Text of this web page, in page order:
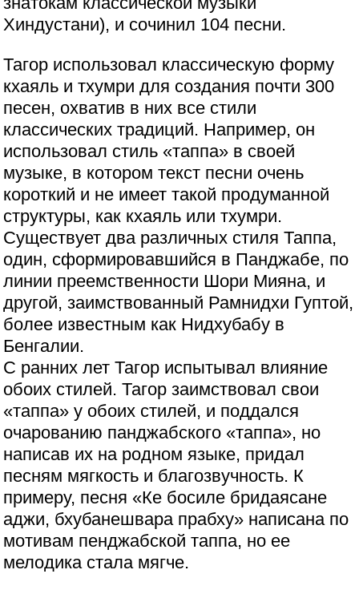
Хиндустани), и сочинил 104 песни.
Тагор использовал классическую форму
кхаяль и тхумри для создания почти 300
песен, охватив в них все стили
классических традиций. Например, он
использовал стиль «таппа» в своей
музыке, в котором текст песни очень
короткий и не имеет такой продуманной
структуры, как кхаяль или тхумри.
Существует два различных стиля Таппа,
один, сформировавшийся в Панджабе, по
линии преемственности Шори Мияна, и
другой, заимствованный Рамнидхи Гуптой,
более известным как Нидхубабу в
Бенгалии.
С ранних лет Тагор испытывал влияние
обоих стилей. Тагор заимствовал свои
«таппа» у обоих стилей, и поддался
очарованию панджабского «таппа», но
написав их на родном языке, придал
песням мягкость и благозвучность. К
примеру, песня «Ке босиле бридаясане
аджи, бхубанешвара прабху» написана по
мотивам пенджабской таппа, но ее
мелодика стала мягче.